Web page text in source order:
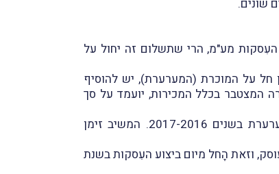
מע"מ, הרי שתשלום זה יחול על
חל על המוכרת (המערערת), יש להוסיף
המצטבר בכלל המכירות, יועמד על סך
לדברי המשיב, בעקבות חקירה שעָרך אודות עסקות בנדל"ן, באו לידיעתו במהלך שנת 2022 העִסקות שביצעה המערערת בשנים 2017-2016. המשיב זימן
יש לרשום את המערערת כעוסק, וזאת הָחל מיום ביצוע העִסקות בשנת